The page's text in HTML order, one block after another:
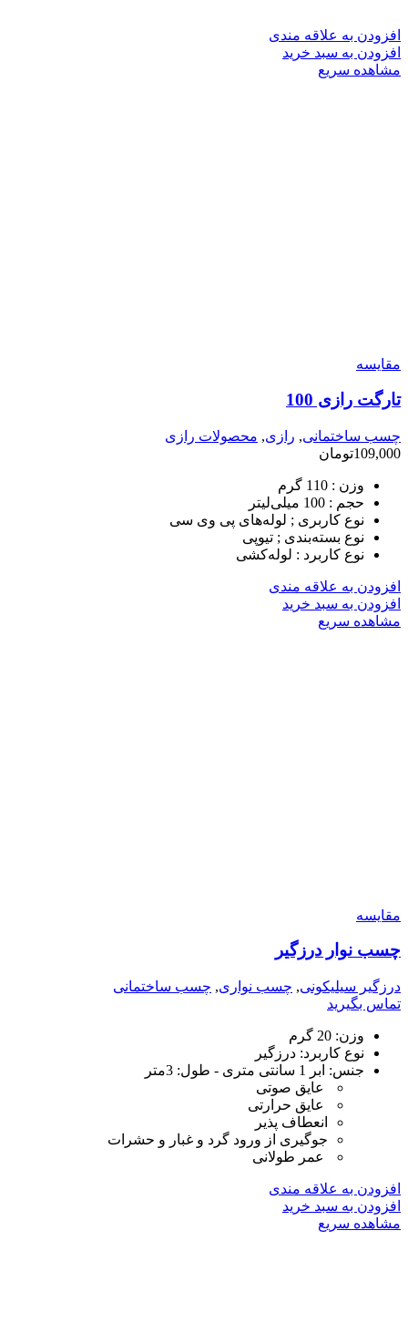
افزودن به علاقه مندی
افزودن به سبد خرید
مشاهده سریع
مقایسه
تارگت رازی 100
چسب ساختمانی, رازی, محصولات رازی
109,000تومان
وزن : 110 گرم
حجم : 100 میلی‌لیتر
نوع کاربری ; لوله‌های پی وی سی
نوع بسته‌بندی ; تیوپی
نوع کاربرد : لوله‌کشی
افزودن به علاقه مندی
افزودن به سبد خرید
مشاهده سریع
مقایسه
چسب نوار درزگیر
درزگیر سیلیکونی, چسب نواری, چسب ساختمانی
تماس بگیرید
وزن: 20 گرم
نوع کاربرد: درزگیر
جنس: ابر 1 سانتی متری - طول: 3متر
عایق صوتی
عایق حرارتی
انعطاف پذیر
جوگیری از ورود گرد و غبار و حشرات
عمر طولانی
افزودن به علاقه مندی
افزودن به سبد خرید
مشاهده سریع